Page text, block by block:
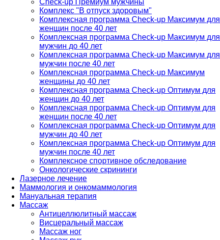
Check-up Премиум мужчины
Комплекс "В отпуск здоровым"
Комплексная программа Check-up Максимум для
женщин после 40 лет
Комплексная программа Check-up Максимум для
мужчин до 40 лет
Комплексная программа Check-up Максимум для
мужчин после 40 лет
Комплексная программа Check-up Максимум
женщины до 40 лет
Комплексная программа Check-up Оптимум для
женщин до 40 лет
Комплексная программа Check-up Оптимум для
женщин после 40 лет
Комплексная программа Check-up Оптимум для
мужчин до 40 лет
Комплексная программа Check-up Оптимум для
мужчин после 40 лет
Комплексное спортивное обследование
Онкологические скрининги
Лазерное лечение
Маммология и онкомаммология
Мануальная терапия
Массаж
Антицеллюлитный массаж
Висцеральный массаж
Массаж ног